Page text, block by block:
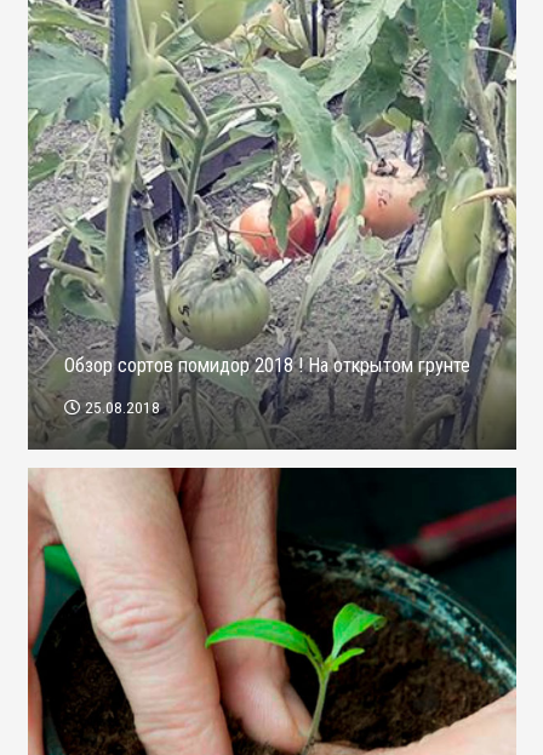
Обзор сортов помидор 2018 ! На открытом грунте
25.08.2018